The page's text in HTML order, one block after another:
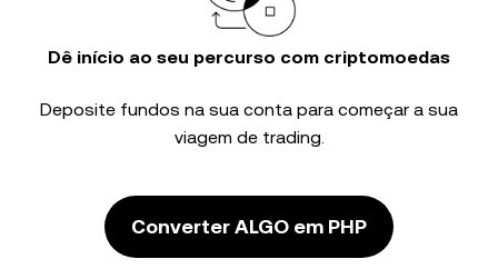
Dê início ao seu percurso com criptomoedas
Deposite fundos na sua conta para começar a sua
viagem de trading.
Converter ALGO em PHP